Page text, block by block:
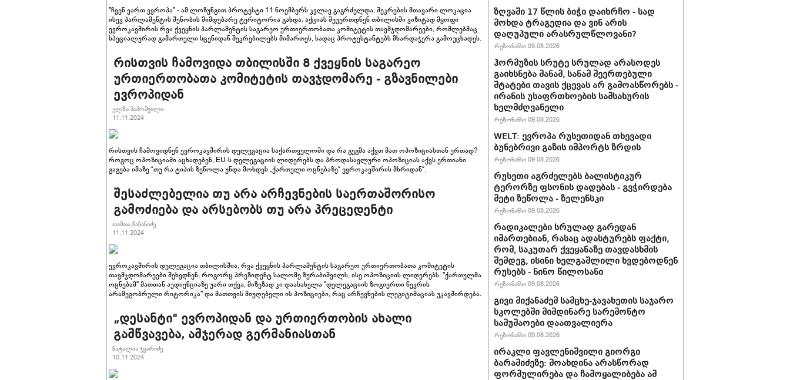
"ჩვენ ვართ ევროპა" - ამ ლოზუნგით პროტესტი 11 ნოემბერს კვლავ გაგრძელდა, შეკრების მთავარი ლოკაცია
ისევ პარლამენტის შენობის მიმდებარე ტერიტორია გახდა. აქციას შეუერთდნენ თბილისში ვიზიტად მყოფი
ევროკავშირის რვა ქვეყნის პარლამენტის საგარეო ურთიერთობათა კომიტეტის თავმჯდომარეები, რომლებმაც
სპეციალურად გამართული სცენიდან შეკრებილებს მიმართეს, სადაც პროტესტანტებს მხარდაჭერა გამოუცხადეს.
რისთვის ჩამოვიდა თბილისში 8 ქვეყნის საგარეო
ურთიერთობათა კომიტეტის თავჯდომარე - გზავნილები
ევროპიდან
ელზა პაპოშვილი
11.11.2024
რისთვის ჩამოვიდნენ ევროკავშირის დელეგაცია საქართველოში და რა გეგმა აქვთ მათ ოპოზიციასთან ერთად?
როგოც ოპოზიციაში აცხადებენ, EU-ს დელეგაციის ლიდერებს და პროდასავლური ოპოზიციას აქვს ერთიანი
გაგება იმაზე “თუ რა ტიპის ზეწოლა უნდა მოხდეს „ქართული ოცნებაზე“ ევროკავშირის მხრიდან“.
შესაძლებელია თუ არა არჩევნების საერთაშორისო
გამოძიება და არსებობს თუ არა პრეცედენტი
თამთა ჩაჩანიძე
11.11.2024
ევროკავშირის დელეგაცია თბილისშია, რვა ქვეყნის პარლამენტის საგარეო ურთიერთობათა კომიტეტის
თავმჯდომარეები შეხვდნენ, როგორც პრეზიდენტ სალომე ზურაბიშვილს, ისე ოპოზიციის ლიდერებს. "ქართულმა
ოცნებამ" მათთან აუდიენციაზე უარი თქვა, მიზეზად კი დაასახელა "დელეგაციის ზოგიერთი წევრის
არამეგობრული რიტორიკა" და მათთვის მიუღებელი ის პოზიციები, რაც არჩევნების ლეგიტიმაციას უკავშირდება.
„დესანტი" ევროპიდან და ურთიერთობის ახალი
გამწვავება, ამჯერად გერმანიასთან
ნატალია ჯვარიძე
10.11.2024
ზღვაში 17 წლის ბიჭი დაიხრჩო - სად
მოხდა ტრაგედია და ვინ არის
დაღუპული არასრულწლოვანი?
რეზონანსი 09.08.2026
ჰორმუზის სრუტე სრულად არასოდეს
გაიხსნება მანამ, სანამ შეერთებული
შტატები თავის ქცევას არ გამოასწორებს -
ირანის უსაფრთხოების სამსახურის
ხელმძღვანელი
რეზონანსი 09.08.2026
WELT: ევროპა რუსეთიდან თხევადი
ბუნებრივი გაზის იმპორტს ზრდის
რეზონანსი 09.08.2026
რუსეთი აგრძელებს ბალისტიკურ
ტერორზე ფსონის დადებას - გვჭირდება
მეტი ზეწოლა - ზელენსკი
რეზონანსი 09.08.2026
რადიკალები სრულად გარედან
იმართებიან, რასაც ადასტურებს ფაქტი,
რომ, საკუთარ ქვეყანაზე თავდასხმის
შემდეგ, ისინი ხელგაშლილი ხვდებოდნენ
რუსებს - ნინო წილოსანი
რეზონანსი 09.08.2026
გივი მიქანაძემ სამცხე-ჯავახეთის საჯარო
სკოლებში მიმდინარე სარემონტო
სამუშაოები დაათვალიერა
რეზონანსი 09.08.2026
ირაკლი ფავლენიშვილი გიორგი
ბარამიძეზე: მოახდინა არასწორად
ფორმულირება და ჩამოყალიბება ამ